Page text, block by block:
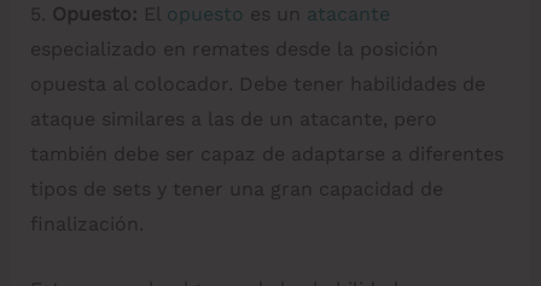
5. Opuesto: El opuesto es un atacante
especializado en remates desde la posición
opuesta al colocador. Debe tener habilidades de
ataque similares a las de un atacante, pero
también debe ser capaz de adaptarse a diferentes
tipos de sets y tener una gran capacidad de
finalización.